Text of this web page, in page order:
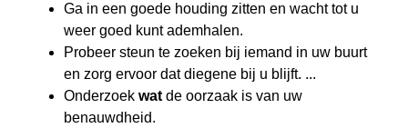
Ga in een goede houding zitten en wacht tot u
weer goed kunt ademhalen.
Probeer steun te zoeken bij iemand in uw buurt
en zorg ervoor dat diegene bij u blijft. ...
Onderzoek wat de oorzaak is van uw
benauwdheid.